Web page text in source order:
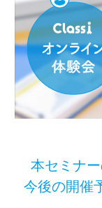
本セミナ
今後の開催